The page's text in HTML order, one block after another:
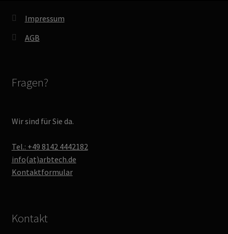
Impressum
AGB
Fragen?
Wir sind für Sie da.
Tel.: +49 8142 4442182
info(at)arbtech.de
Kontaktformular
Kontakt